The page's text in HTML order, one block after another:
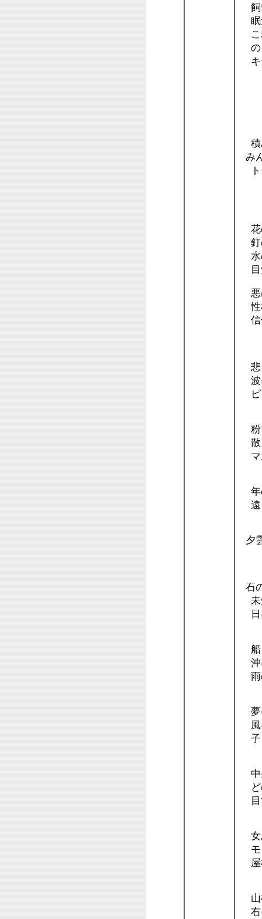
飼
眠
こ
の
キ
積
み
ト
花
釘
水
目
悪
性
信
悲
波
ピ
粉
散
マ
年
遠
夕
石
未
日
船
沖
雨
夢
風
子
中
ど
目
女
モ
屋
山
右